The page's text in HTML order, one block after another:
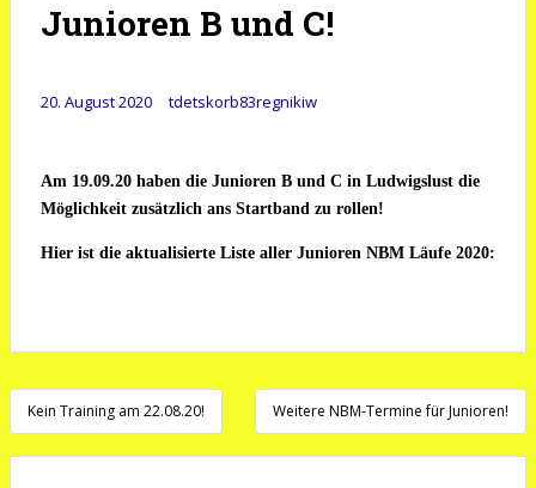
Junioren B und C!
20. August 2020 tdetskorb83regnikiw
Am 19.09.20 haben die Junioren B und C in Ludwigslust die
Möglichkeit zusätzlich ans Startband zu rollen!
Hier ist die aktualisierte Liste aller Junioren NBM Läufe 2020:
Beitragsnavigation
Kein Training am 22.08.20! Weitere NBM-Termine für Junioren!